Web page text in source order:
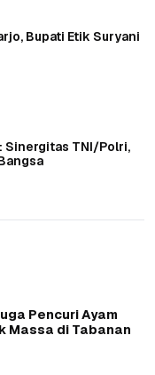
Bupati Etik Suryani
Sinergitas TNI/Polri,
Pencuri Ayam
Massa di Tabanan